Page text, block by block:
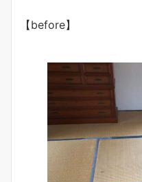
【before】